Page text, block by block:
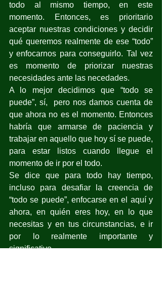
todo al mismo tiempo, en este
momento. Entonces, es prioritario
aceptar nuestras condiciones y decidir
qué queremos realmente de ese “todo”
y enfocarnos para conseguirlo. Tal vez
es momento de priorizar nuestras
necesidades ante las necedades.
A lo mejor decidimos que “todo se
puede”, sí,  pero nos damos cuenta de
que ahora no es el momento. Entonces
habría que armarse de paciencia y
trabajar en aquello que hoy sí se puede,
para estar listos cuando llegue el
momento de ir por el todo.
Se dice que para todo hay tiempo,
incluso para desafiar la creencia de
“todo se puede”, enfocarse en el aquí y
ahora, en quién eres hoy, en lo que
necesitas y en tus circunstancias, e ir
por lo realmente importante y
significativo.